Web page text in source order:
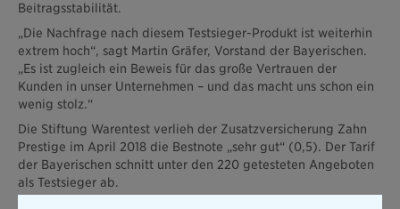
Beitragsstabilität.
„Die Nachfrage nach diesem Testsieger-Produkt ist weiterhin
extrem hoch“, sagt Martin Gräfer, Vorstand der Bayerischen.
„Es ist zugleich ein Beweis für das große Vertrauen der
Kunden in unser Unternehmen – und das macht uns schon ein
wenig stolz.“
Die Stiftung Warentest verlieh der Zusatzversicherung Zahn
Prestige im April 2018 die Bestnote „sehr gut“ (0,5). Der Tarif
der Bayerischen schnitt unter den 220 getesteten Angeboten
als Testsieger ab.